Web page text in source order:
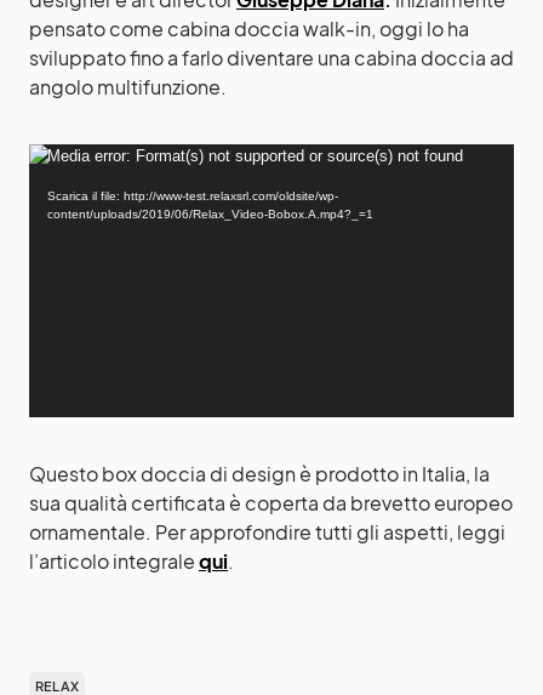
pensato come cabina doccia walk-in, oggi lo ha
sviluppato fino a farlo diventare una cabina doccia ad
angolo multifunzione.
V
e
Media error: Format(s) not supported or source(s) not found
Scarica il file: http://www-test.relaxsrl.com/oldsite/wp-
content/uploads/2019/06/Relax_Video-Bobox.A.mp4?_=1
Questo box doccia di design è prodotto in Italia, la
sua qualità certificata è coperta da brevetto europeo
ornamentale. Per approfondire tutti gli aspetti, leggi
l’articolo integralequi.
RELAX